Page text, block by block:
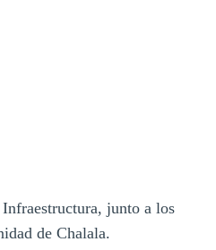
junto a los
de Chalala.